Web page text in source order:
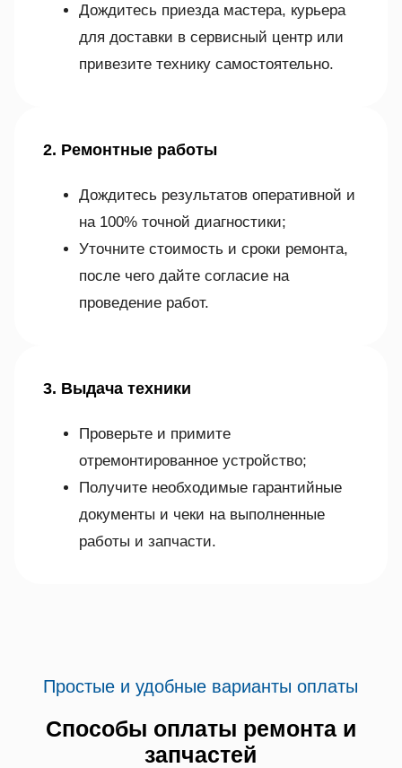
Дождитесь приезда мастера, курьера
для доставки в сервисный центр или
привезите технику самостоятельно.
2. Ремонтные работы
Дождитесь результатов оперативной и
на 100% точной диагностики;
Уточните стоимость и сроки ремонта,
после чего дайте согласие на
проведение работ.
3. Выдача техники
Проверьте и примите
отремонтированное устройство;
Получите необходимые гарантийные
документы и чеки на выполненные
работы и запчасти.
Простые и удобные варианты оплаты
Способы оплаты ремонта и
запчастей